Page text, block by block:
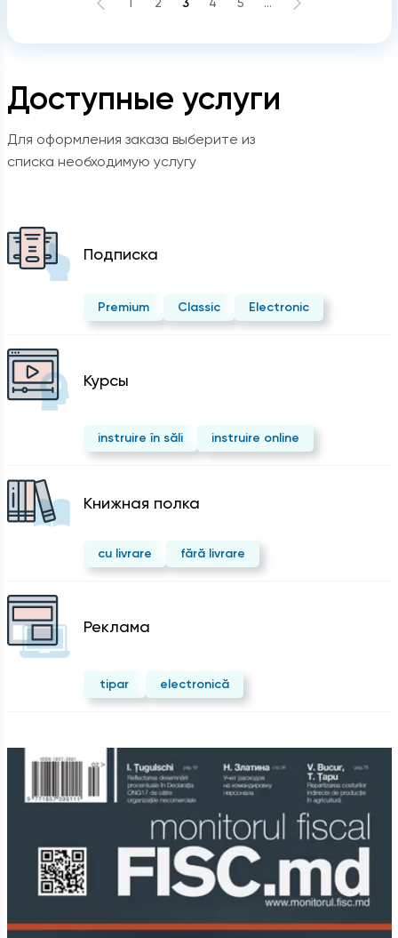
Доступные услуги
Для оформления заказа выберите из
списка необходимую услугу
Подписка
Premium Classic Electronic
Курсы
instruire în săli instruire online
Kнижная полка
cu livrare fără livrare
Реклама
tipar electronică
2 3 4 5 ...